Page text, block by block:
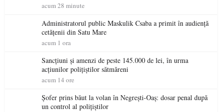
acum 28 minute
Administratorul public Maskulik Csaba a primit în audiență
cetățenii din Satu Mare
acum 1 ora
Sancțiuni și amenzi de peste 145.000 de lei, în urma
acțiunilor polițiștilor sătmăreni
acum 14 ore
Șofer prins băut la volan în Negrești-Oaș: dosar penal după
un control al polițiștilor